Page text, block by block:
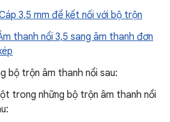
3,5 mm để kết nối với bộ trộn
thanh nổi 3,5 sang âm thanh đơn
bộ trộn âm thanh nổi sau:
trong những bộ trộn âm thanh nổi